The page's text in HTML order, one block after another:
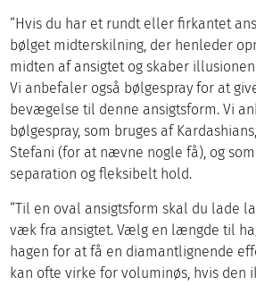
“Hvis du har et rundt eller firkantet
bølget midterskilning, der henleder
midten af ansigtet og skaber
Vi anbefaler også bølgespray for at
bevægelse til denne ansigtsform. Vi
bølgespray, som bruges af
Stefani (for at nævne nogle få), og
separation og fleksibelt hold.
“Til en oval ansigtsform skal du lade
væk fra ansigtet. Vælg en længde til
hagen for at få en diamantlignende
kan ofte virke for voluminøs, hvis den